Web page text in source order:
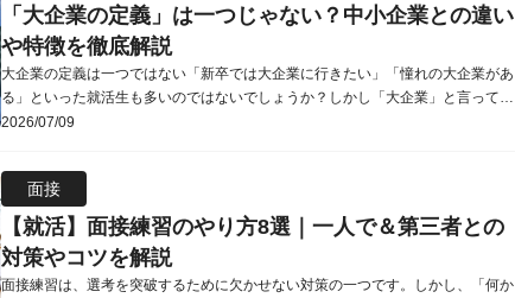
「大企業の定義」は一つじゃない？中小企業との違い
や特徴を徹底解説
大企業の定義は一つではない「新卒では大企業に行きたい」「憧れの大企業があ
る」といった就活生も多いのではないでしょうか？しかし「大企業」と言って
も、法律や目的によって定義は大きく異なります。定義の一つとして「中小企業
ける中小企業の定義は以下の通りです。【参考】中小企業庁『中小企業・小規模
企業者の定義』上記の基準から「資本金...
2026/07/09
面接
【就活】面接練習のやり方8選｜一人で＆第三者との
対策やコツを解説
面接練習は、選考を突破するために欠かせない対策の一つです。しかし、「何か